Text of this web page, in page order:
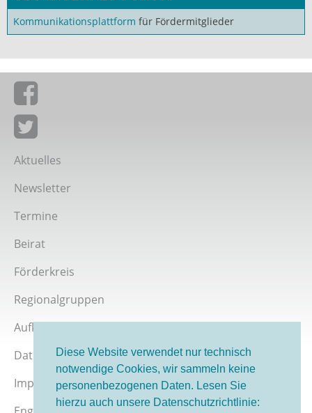
Diese Website verwendet nur technisch
notwendige Cookies, wir sammeln keine
personenbezogenen Daten. Lesen Sie
hierzu auch unsere Datenschutzrichtlinie:
Kommunikationsplattform für Fördermitglieder
Giordano-Bruno-Stiftung auf Facebook
Giordano-Bruno-Stiftung bei Twitter
Aktuelles
Newsletter
Termine
Beirat
Förderkreis
Regionalgruppen
Aufklärer werden
Datenschutz
Impressum